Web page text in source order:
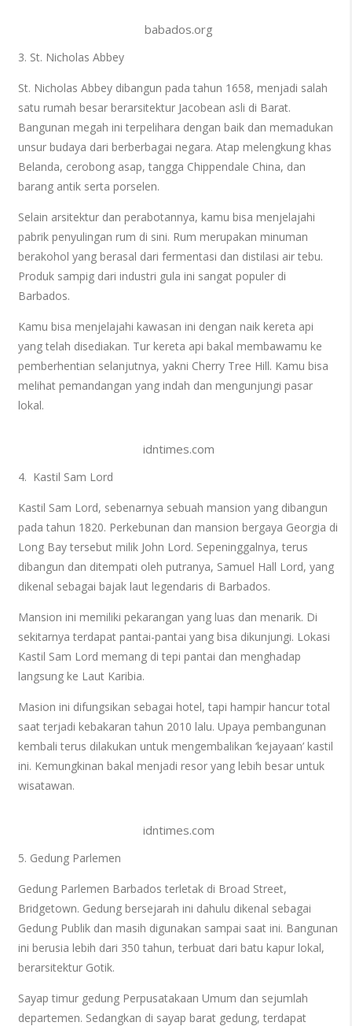
babados.org
3. St. Nicholas Abbey
St. Nicholas Abbey dibangun pada tahun 1658, menjadi salah
satu rumah besar berarsitektur Jacobean asli di Barat.
Bangunan megah ini terpelihara dengan baik dan memadukan
unsur budaya dari berberbagai negara. Atap melengkung khas
Belanda, cerobong asap, tangga Chippendale China, dan
barang antik serta porselen.
Selain arsitektur dan perabotannya, kamu bisa menjelajahi
pabrik penyulingan rum di sini. Rum merupakan minuman
berakohol yang berasal dari fermentasi dan distilasi air tebu.
Produk sampig dari industri gula ini sangat populer di
Barbados.
Kamu bisa menjelajahi kawasan ini dengan naik kereta api
yang telah disediakan. Tur kereta api bakal membawamu ke
pemberhentian selanjutnya, yakni Cherry Tree Hill. Kamu bisa
melihat pemandangan yang indah dan mengunjungi pasar
lokal.
idntimes.com
4. Kastil Sam Lord
Kastil Sam Lord, sebenarnya sebuah mansion yang dibangun
pada tahun 1820. Perkebunan dan mansion bergaya Georgia di
Long Bay tersebut milik John Lord. Sepeninggalnya, terus
dibangun dan ditempati oleh putranya, Samuel Hall Lord, yang
dikenal sebagai bajak laut legendaris di Barbados.
Mansion ini memiliki pekarangan yang luas dan menarik. Di
sekitarnya terdapat pantai-pantai yang bisa dikunjungi. Lokasi
Kastil Sam Lord memang di tepi pantai dan menghadap
langsung ke Laut Karibia.
Masion ini difungsikan sebagai hotel, tapi hampir hancur total
saat terjadi kebakaran tahun 2010 lalu. Upaya pembangunan
kembali terus dilakukan untuk mengembalikan ‘kejayaan’ kastil
ini. Kemungkinan bakal menjadi resor yang lebih besar untuk
wisatawan.
idntimes.com
5. Gedung Parlemen
Gedung Parlemen Barbados terletak di Broad Street,
Bridgetown. Gedung bersejarah ini dahulu dikenal sebagai
Gedung Publik dan masih digunakan sampai saat ini. Bangunan
ini berusia lebih dari 350 tahun, terbuat dari batu kapur lokal,
berarsitektur Gotik.
Sayap timur gedung Perpusatakaan Umum dan sejumlah
departemen. Sedangkan di sayap barat gedung, terdapat